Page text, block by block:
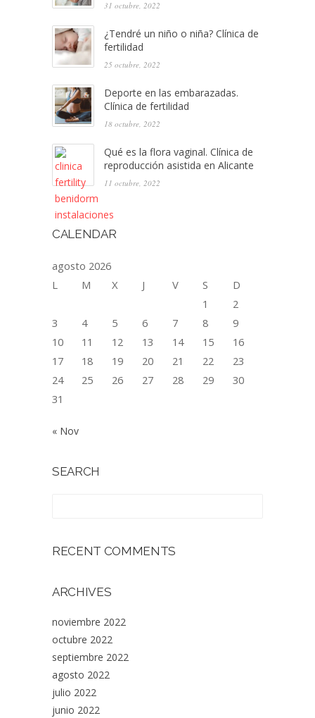
31 octubre, 2022
¿Tendré un niño o niña? Clínica de
fertilidad
25 octubre, 2022
Deporte en las embarazadas.
Clínica de fertilidad
18 octubre, 2022
Qué es la flora vaginal. Clínica de
reproducción asistida en Alicante
11 octubre, 2022
CALENDAR
agosto 2026
L
M X J V S
D
1
2
3
4 5 6 7 8
9
10
11 12 13 14 15
16
17
18 19 20 21 22
23
24
25 26 27 28 29
30
31
« Nov
SEARCH
RECENT COMMENTS
ARCHIVES
noviembre 2022
octubre 2022
septiembre 2022
agosto 2022
julio 2022
junio 2022